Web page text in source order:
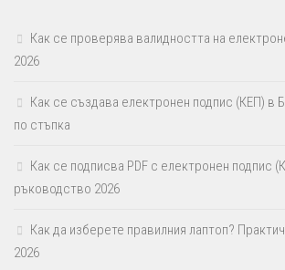
Как се проверява валидността на
2026
Как се създава електронен подпис (КЕП) в
по стъпка
Как се подписва PDF с електронен подпис
ръководство 2026
Как да изберете правилния лаптоп?
2026